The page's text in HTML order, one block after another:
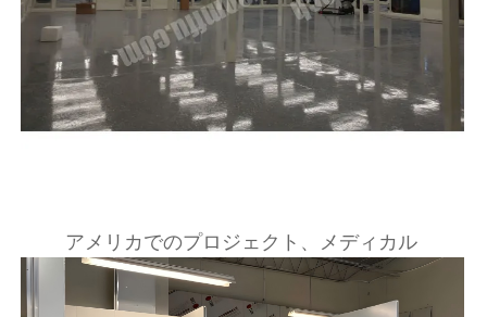
アメリカでのプロジェクト、メディカル